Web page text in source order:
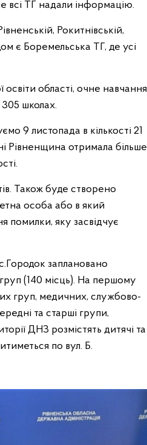
всі ТГ надали інформацію.
Рокитнівській,
є Боремельська ТГ, де усі
області, очне навчання
305 школах.
9 листопада в кількості 21
Рівненщина отримала більше
Також буде створено
особа або в який
помилки, яку засвідчує
заплановано
(140 місць). На першому
груп, медичних, службово-
та старші групи,
ДНЗ розмістять дитячі та
по вул. Б.